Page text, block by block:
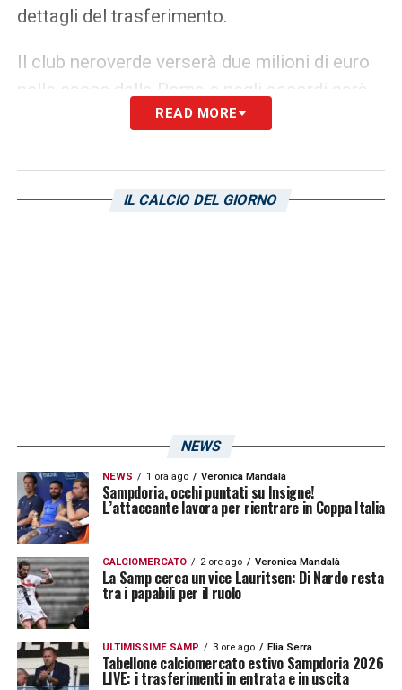
dettagli del trasferimento.
Il club neroverde verserà due milioni di euro
nelle casse della Roma e negli accordi sarà
inserita una percentuale sulla futura rivendita
verrà venduto a meno di 10 milioni e 20% se
dovesse essere venduto ad una cifra più alta.
READ MORE
IL CALCIO DEL GIORNO
NEWS
NEWS 1 ora ago Veronica Mandalà
Sampdoria, occhi puntati su Insigne!
L’attaccante lavora per rientrare in Coppa Italia
CALCIOMERCATO 2 ore ago Veronica Mandalà
La Samp cerca un vice Lauritsen: Di Nardo resta
tra i papabili per il ruolo
ULTIMISSIME SAMP 3 ore ago Elia Serra
Tabellone calciomercato estivo Sampdoria 2026
LIVE: i trasferimenti in entrata e in uscita